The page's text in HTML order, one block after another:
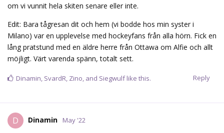
om vi vunnit hela skiten senare eller inte.
Edit: Bara tågresan dit och hem (vi bodde hos min syster i
Milano) var en upplevelse med hockeyfans från alla hörn. Fick en
lång pratstund med en äldre herre från Ottawa om Alfie och allt
möjligt. Värt varenda spänn, totalt sett.
Reply
Dinamin, SvardR, Zino, and Siegwulflike this.
D Dinamin May '22